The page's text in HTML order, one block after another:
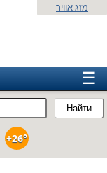
Найти
מזג אוויר
☰
+26°